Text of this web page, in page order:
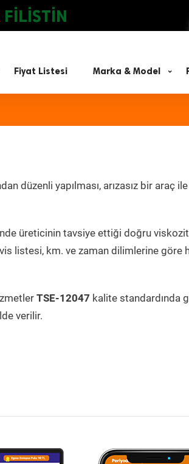
FİLİSTİN
Fiyat Listesi Marka & Model
düzenli yapılması, arızasız bir araç
üreticinin tavsiye ettiği doğru
listesi, km. ve zaman dilimlerine göre
TSE-12047 kalite standardında
verilir.